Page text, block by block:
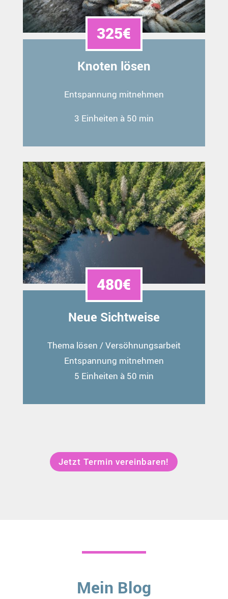
325€
Knoten lösen
Entspannung mitnehmen
3 Einheiten à 50 min
480€
Neue Sichtweise
Thema lösen / Versöhnungsarbeit
Entspannung mitnehmen
5 Einheiten à 50 min
Jetzt Termin vereinbaren!
Mein Blog